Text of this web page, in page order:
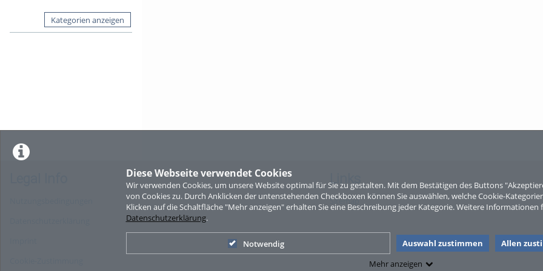
Diese Webseite verwendet Cookies
Wir verwenden Cookies, um unsere Website optimal für Sie zu gestalten. Mit dem Bestätigen des Buttons
von Cookies zu. Durch Anklicken der untenstehenden Checkboxen können Sie auswählen, welche Cookie-
Klicken auf die Schaltfläche "Mehr anzeigen" erhalten Sie eine Beschreibung jeder Kategorie. Weitere Informationen
Datenschutzerklärung.
Notwendig Auswahl zustimmen
Allen
Mehr anzeigen
Kategorien anzeigen
Links
Sitemap